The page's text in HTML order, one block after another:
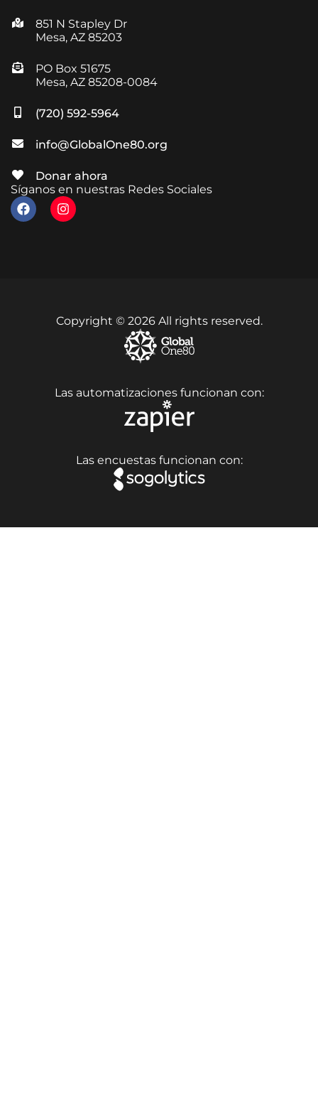
851 N Stapley Dr
Mesa, AZ 85203
PO Box 51675
Mesa, AZ 85208-0084
(720) 592-5964
info@GlobalOne80.org
Donar ahora
Síganos en nuestras Redes Sociales
Copyright © 2026 All rights reserved.
Las automatizaciones funcionan con:
Las encuestas funcionan con: